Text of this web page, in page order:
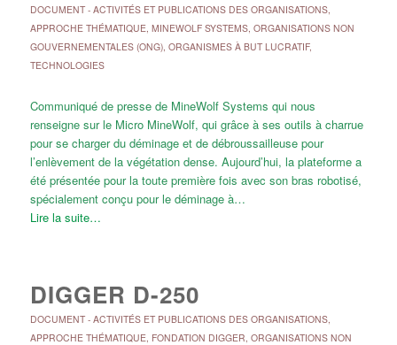
DOCUMENT- ACTIVITÉS ET PUBLICATIONS DES ORGANISATIONS,
APPROCHE THÉMATIQUE, MINEWOLF SYSTEMS, ORGANISATIONS NON
GOUVERNEMENTALES (ONG), ORGANISMES À BUT LUCRATIF,
TECHNOLOGIES
Communiqué de presse de MineWolf Systems qui nous
renseigne sur le Micro MineWolf, qui grâce à ses outils à charrue
pour se charger du déminage et de débroussailleuse pour
l’enlèvement de la végétation dense. Aujourd’hui, la plateforme a
été présentée pour la toute première fois avec son bras robotisé,
spécialement conçu pour le déminage à…
Lire la suite…
DIGGER D-250
DOCUMENT- ACTIVITÉS ET PUBLICATIONS DES ORGANISATIONS,
APPROCHE THÉMATIQUE, FONDATION DIGGER, ORGANISATIONS NON